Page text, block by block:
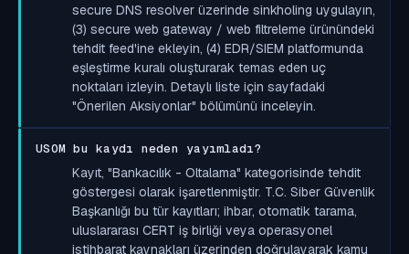
secure DNS resolver üzerinde sinkholing uygulayın,
(3) secure web gateway / web filtreleme ürünündeki
tehdit feed'ine ekleyin, (4) EDR/SIEM platformunda
eşleştirme kuralı oluşturarak temas eden uç
noktaları izleyin. Detaylı liste için sayfadaki
"Önerilen Aksiyonlar" bölümünü inceleyin.
USOM bu kaydı neden yayımladı?
Kayıt, "Bankacılık - Oltalama" kategorisinde tehdit
göstergesi olarak işaretlenmiştir. T.C. Siber Güvenlik
Başkanlığı bu tür kayıtları; ihbar, otomatik tarama,
uluslararası CERT iş birliği veya operasyonel
istihbarat kaynakları üzerinden doğrulayarak kamu